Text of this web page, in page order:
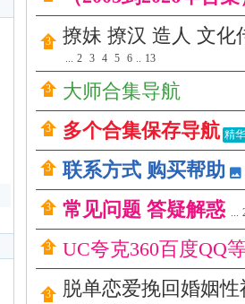
撩妹 撩汉 造人 文化
... 2 3 4 5 6 .. 13
大师合集导航
多个合集保存导航 精
联系方式 购买帮助
常见问题 答疑解惑 ...
UC夸克360百度QQ
脱单恋爱挽回婚姻